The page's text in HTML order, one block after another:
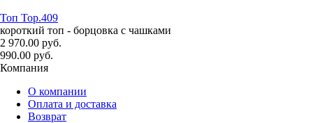
Топ Top.409
короткий топ - борцовка с чашками
2 970.00 руб.
990.00 руб.
Компания
О компании
Оплата и доставка
Возврат